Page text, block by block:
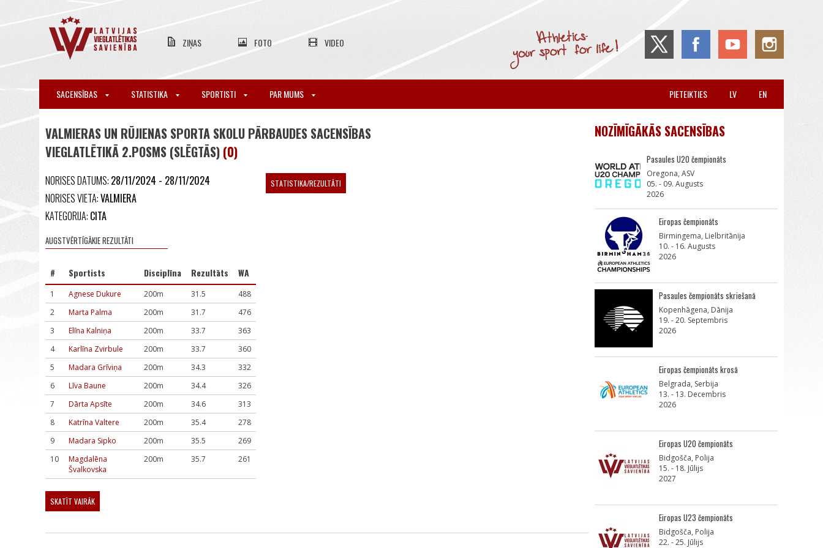
ZIŅAS FOTO VIDEO
SACENSĪBAS STATISTIKA SPORTISTI PAR MUMS EN
LV
PIETEIKTIES
VALMIERAS UN RŪJIENAS SPORTA SKOLU PĀRBAUDES SACENSĪBAS
VIEGLATLĒTIKĀ 2.POSMS (SLĒGTĀS) (0)
NORISES DATUMS: 28/11/2024 - 28/11/2024
NORISES VIETA:VALMIERA
KATEGORIJA: CITA
AUGSTVĒRTĪGĀKIE REZULTĀTI
# Sportists Disciplīna Rezultāts WA
1 Agnese Dukure 200m 31.5
488
2
Marta Palma 200m 31.7
476
3
Elīna Kalniņa 200m 33.7
363
4
Karlīna Zvirbule 200m 33.7
360
5
Madara Grīviņa 200m 34.3
332
6
Līva Baune 200m 34.4
326
7
Dārta Apsīte 200m 34.6
313
8
Katrīna Valtere 200m 35.4
278
9
Madara Sipko 200m 35.5
269
10
Magdalēna
Švalkovska
200m 35.7 261
SKATĪT VAIRĀK
STATISTIKA/REZULTĀTI
NOZĪMĪGĀKĀS SACENSĪBAS
Pasaules U20 čempionāts
Oregona, ASV
05. - 09. Augusts
2026
Eiropas čempionāts
Birmingema, Lielbritānija
10. - 16. Augusts
2026
Pasaules čempionāts skriešanā
Kopenhāgena, Dānija
19. - 20. Septembris
2026
Eiropas čempionāts krosā
Belgrada, Serbija
13. - 13. Decembris
2026
Eiropas U20 čempionāts
Bidgošča, Polija
15. - 18. Jūlijs
2027
Eiropas U23 čempionāts
Bidgošča, Polija
22. - 25. Jūlijs